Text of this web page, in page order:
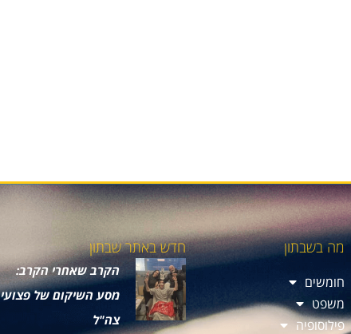
מה בשבתון
חומשים
משפט
פילוסופיה
חדש באתר שבתון
הקרב שאחרי הקרב:
מסע השיקום של פצועי
צה"ל